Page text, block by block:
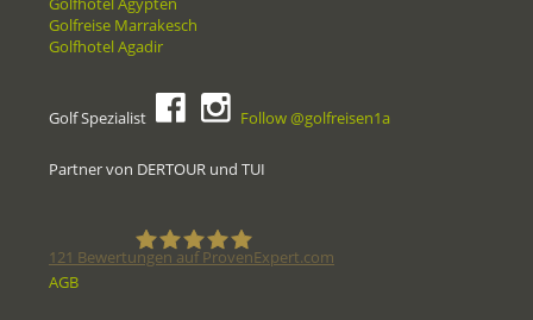
Golfreise Marrakesch
Golfhotel Agadir
Golf Spezialist Follow @golfreisen1a
Partner von DERTOUR und TUI
121 Bewertungen auf ProvenExpert.com
AGB